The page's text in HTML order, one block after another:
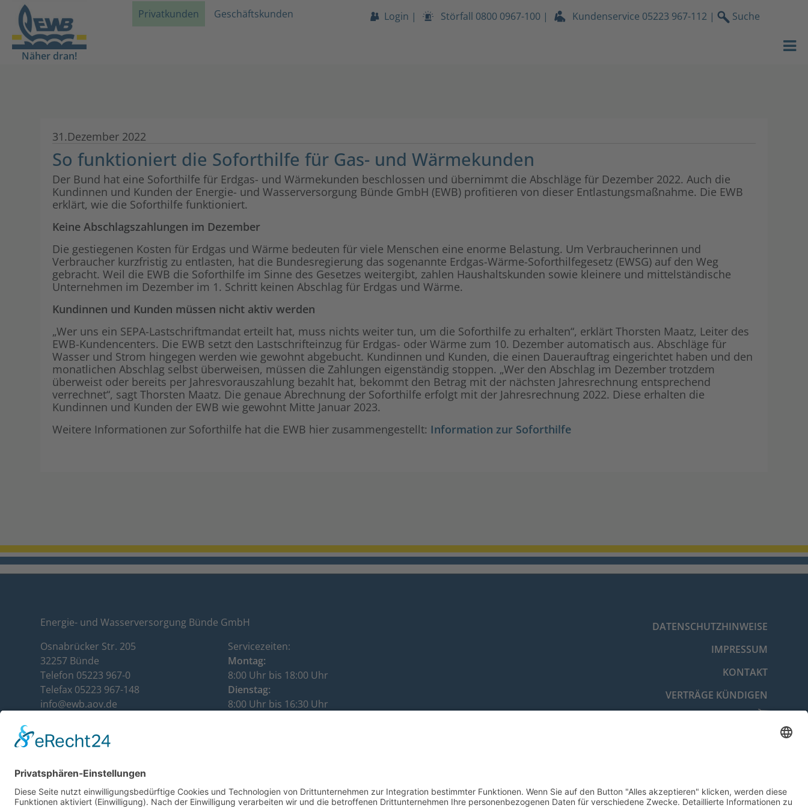
Näher dran!
Privatkunden Geschäftskunden Login | Störfall 0800 0967-100 | Kundenservice 05223 967-112 | Suche
31.Dezember 2022
So funktioniert die Soforthilfe für Gas- und Wärmekunden
Der Bund hat eine Soforthilfe für Erdgas- und Wärmekunden beschlossen und übernimmt die Abschläge für Dezember 2022. Auch die
Kundinnen und Kunden der Energie- und Wasserversorgung Bünde GmbH (EWB) profitieren von dieser Entlastungsmaßnahme. Die EWB
erklärt, wie die Soforthilfe funktioniert.
Keine Abschlagszahlungen im Dezember
Die gestiegenen Kosten für Erdgas und Wärme bedeuten für viele Menschen eine enorme Belastung. Um Verbraucherinnen und
Verbraucher kurzfristig zu entlasten, hat die Bundesregierung das sogenannte Erdgas-Wärme-Soforthilfegesetz (EWSG) auf den Weg
gebracht. Weil die EWB die Soforthilfe im Sinne des Gesetzes weitergibt, zahlen Haushaltskunden sowie kleinere und mittelständische
Unternehmen im Dezember im 1. Schritt keinen Abschlag für Erdgas und Wärme.
Kundinnen und Kunden müssen nicht aktiv werden
„Wer uns ein SEPA-Lastschriftmandat erteilt hat, muss nichts weiter tun, um die Soforthilfe zu erhalten“, erklärt Thorsten Maatz, Leiter des
EWB-Kundencenters. Die EWB setzt den Lastschrifteinzug für Erdgas- oder Wärme zum 10. Dezember automatisch aus. Abschläge für
Wasser und Strom hingegen werden wie gewohnt abgebucht. Kundinnen und Kunden, die einen Dauerauftrag eingerichtet haben und den
monatlichen Abschlag selbst überweisen, müssen die Zahlungen eigenständig stoppen. „Wer den Abschlag im Dezember trotzdem
überweist oder bereits per Jahresvorauszahlung bezahlt hat, bekommt den Betrag mit der nächsten Jahresrechnung entsprechend
verrechnet“, sagt Thorsten Maatz. Die genaue Abrechnung der Soforthilfe erfolgt mit der Jahresrechnung 2022. Diese erhalten die
Kundinnen und Kunden der EWB wie gewohnt Mitte Januar 2023.
Weitere Informationen zur Soforthilfe hat die EWB hier zusammengestellt: Information zur Soforthilfe
Energie- und Wasserversorgung Bünde GmbH
Osnabrücker Str. 205
32257 Bünde
Telefon 05223 967-0
Telefax 05223 967-148
info@ewb.aov.de
Kundenservice: 05223 967-112
Servicezeiten:
Montag:
8:00 Uhr bis 18:00 Uhr
Dienstag:
8:00 Uhr bis 16:30 Uhr
DATENSCHUTZHINWEISE
IMPRESSUM
KONTAKT
VERTRÄGE KÜNDIGEN
© 2026 Energie- und
Services